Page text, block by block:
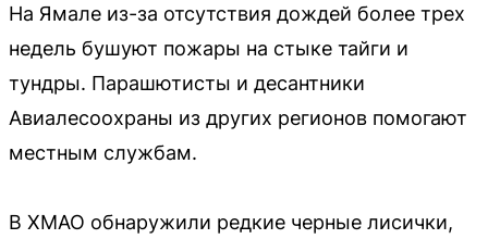
На Ямале из-за отсутствия дождей более трех
недель бушуют пожары на стыке тайги и
тундры. Парашютисты и десантники
Авиалесоохраны из других регионов помогают
местным службам.
В ХМАО обнаружили редкие черные лисички,